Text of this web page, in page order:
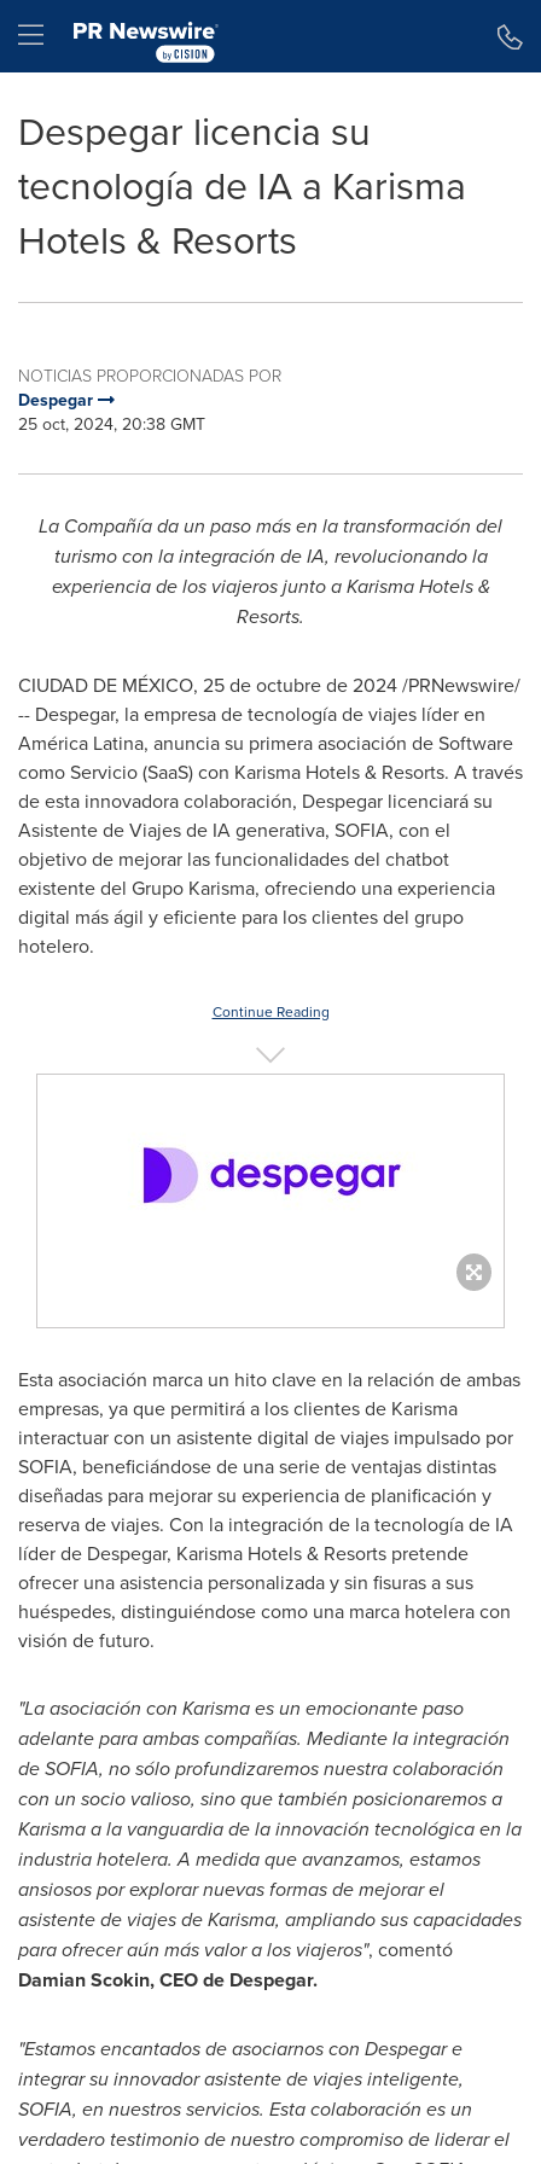
Hamburger menu
Despegar licencia su
tecnología de IA a Karisma
Hotels & Resorts
NOTICIAS PROPORCIONADAS POR
Despegar
25 oct, 2024, 20:38 GMT
La Compañía da un paso más en la transformación del
turismo con la integración de IA, revolucionando la
experiencia de los viajeros junto a Karisma Hotels &
Resorts.
CIUDAD DE MÉXICO, 25 de octubre de 2024/PRNewswire/
-- Despegar, la empresa de tecnología de viajes líder en
América Latina, anuncia su primera asociación de Software
como Servicio (SaaS) con Karisma Hotels & Resorts. A través
de esta innovadora colaboración, Despegar licenciará su
Asistente de Viajes de IA generativa, SOFIA, con el
objetivo de mejorar las funcionalidades del chatbot
existente del Grupo Karisma, ofreciendo una experiencia
digital más ágil y eficiente para los clientes del grupo
hotelero.
Continue Reading
Esta asociación marca un hito clave en la relación de ambas
empresas, ya que permitirá a los clientes de Karisma
interactuar con un asistente digital de viajes impulsado por
SOFIA, beneficiándose de una serie de ventajas distintas
diseñadas para mejorar su experiencia de planificación y
reserva de viajes. Con la integración de la tecnología de IA
líder de Despegar, Karisma Hotels & Resorts pretende
ofrecer una asistencia personalizada y sin fisuras a sus
huéspedes, distinguiéndose como una marca hotelera con
visión de futuro.
"La asociación con Karisma es un emocionante paso
adelante para ambas compañías. Mediante la integración
deSOFIA, no sólo profundizaremos nuestra colaboración
con un socio valioso, sino que también posicionaremos a
Karisma a la vanguardia de la innovación tecnológica en la
industria hotelera. A medida que avanzamos, estamos
ansiosos por explorar nuevas formas de mejorar el
asistente de viajes de Karisma, ampliando sus capacidades
para ofrecer aún más valor a los viajeros", comentó
Damian Scokin, CEO de Despegar.
"Estamos encantados de asociarnos con Despegar e
integrar su innovador asistente de viajes inteligente,
SOFIA, en nuestros servicios. Esta colaboración es un
verdadero testimonio de nuestro compromiso de liderar el